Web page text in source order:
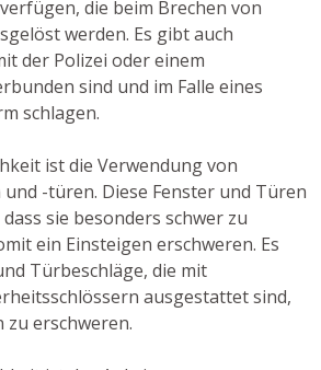
die beim Brechen von
werden. Es gibt auch
der Polizei oder einem
sind und im Falle eines
schlagen.
ist die Verwendung von
-türen. Diese Fenster und Türen
sie besonders schwer zu
ein Einsteigen erschweren. Es
Türbeschläge, die mit
ausgestattet sind,
zu erschweren.